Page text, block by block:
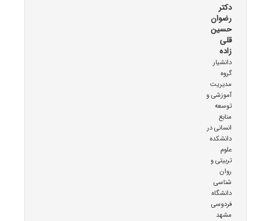
دکتر
رضوان
حسین
قلی
زاده
دانشیار
گروه
مدیریت
آموزشی و
توسعه
منابع
انسانی در
دانشکده
علوم
تربیتی و
روان
شناسی
دانشگاه
فردوسی
مشهد